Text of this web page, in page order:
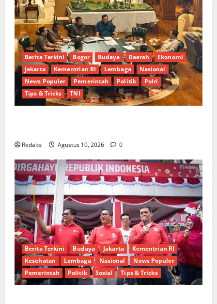
Berita Terkini Bogor Budaya Daerah
Ekonomi
Jakarta
Kementrian RI Lembaga
Nasional
News Populer
Pemerintah Politik
Polri
Tips & Tricks
TNI
Redaksi Agustus 10, 2026 0
Berita Terkini Budaya Jakarta
Kementrian RI
Kesehatan
Lembaga Nasional
News Populer
Pemerintah
Politik Sosial Tips & Tricks